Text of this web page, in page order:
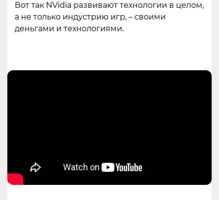
Вот так NVidia развивают технологии в целом,
а не только индустрию игр, – своими
деньгами и технологиями.